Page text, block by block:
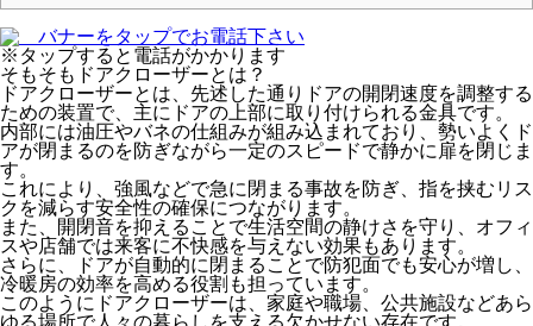
※タップすると電話がかかります
そもそもドアクローザーとは？
ドアクローザーとは、先述した通りドアの開閉速度を調整する
ための装置で、主にドアの上部に取り付けられる金具です。
内部には油圧やバネの仕組みが組み込まれており、勢いよくド
アが閉まるのを防ぎながら一定のスピードで静かに扉を閉じま
す。
これにより、強風などで急に閉まる事故を防ぎ、指を挟むリス
クを減らす安全性の確保につながります。
また、開閉音を抑えることで生活空間の静けさを守り、オフィ
スや店舗では来客に不快感を与えない効果もあります。
さらに、ドアが自動的に閉まることで防犯面でも安心が増し、
冷暖房の効率を高める役割も担っています。
このようにドアクローザーは、家庭や職場、公共施設などあら